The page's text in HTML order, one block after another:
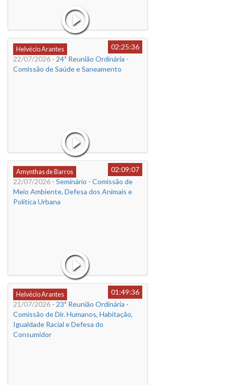
Helvécio Arantes
02:25:36
22/07/2026 - 24ª Reunião Ordinária -
Comissão de Saúde e Saneamento
Amynthas de Barros
02:09:07
22/07/2026 - Seminário - Comissão de
Meio Ambiente, Defesa dos Animais e
Política Urbana
Helvécio Arantes
01:49:36
21/07/2026 - 23ª Reunião Ordinária -
Comissão de Dir. Humanos, Habitação,
Igualdade Racial e Defesa do
Consumidor